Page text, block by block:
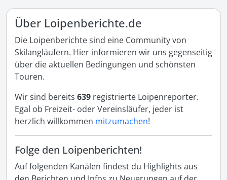
Über Loipenberichte.de
Die Loipenberichte sind eine Community von
Skilangläufern. Hier informieren wir uns gegenseitig
über die aktuellen Bedingungen und schönsten
Touren.
Wir sind bereits 639 registrierte Loipenreporter.
Egal ob Freizeit- oder Vereinsläufer, jeder ist
herzlich willkommen mitzumachen!
Folge den Loipenberichten!
Auf folgenden Kanälen findest du Highlights aus